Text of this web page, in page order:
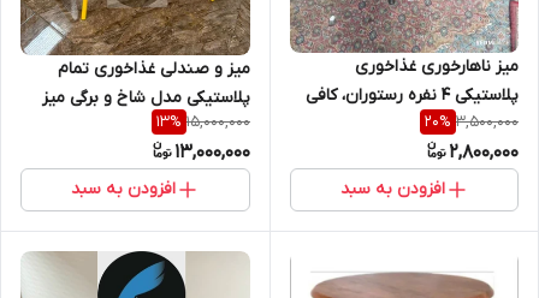
میز ناهارخوری غذاخوری
پلاستیکی ۴ نفره رستوران، کافی
شاپ، فست فود، روف گاردن،
فضای باز، باغ و ویلا قابل شست
و شو شرکتی
3,500,000
20%
2,800,000
افزودن به سبد
میز و صندلی غذاخوری تمام
پلاستیکی مدل شاخ و برگی میز
تاشو ست چهار نفره
15,000,000
13%
13,000,000
افزودن به سبد